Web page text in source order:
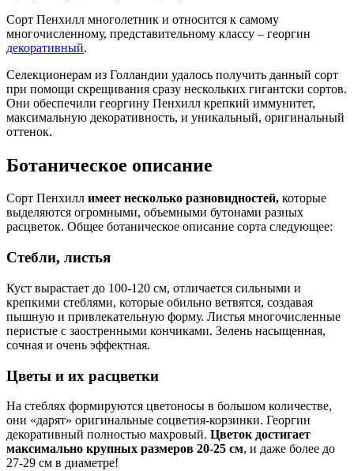
Сорт Пенхилл многолетник и относится к самому
многочисленному, представительному классу – георгин
декоративный.
Селекционерам из Голландии удалось получить данный сорт
при помощи скрещивания сразу нескольких гигантски сортов.
Они обеспечили георгину Пенхилл крепкий иммунитет,
максимальную декоративность, и уникальный, оригинальный
оттенок.
Ботаническое описание
Сорт Пенхилл имеет несколько разновидностей, которые
выделяются огромными, объемными бутонами разных
расцветок. Общее ботаническое описание сорта следующее:
Стебли, листья
Куст вырастает до 100-120 см, отличается сильными и
крепкими стеблями, которые обильно ветвятся, создавая
пышную и привлекательную форму. Листья многочисленные
перистые с заостренными кончиками. Зелень насыщенная,
сочная и очень эффектная.
Цветы и их расцветки
На стеблях формируются цветоносы в большом количестве,
они «дарят» оригинальные соцветия-корзинки. Георгин
декоративный полностью махровый. Цветок достигает
максимально крупных размеров 20-25 см, и даже более до
27-29 см в диаметре!